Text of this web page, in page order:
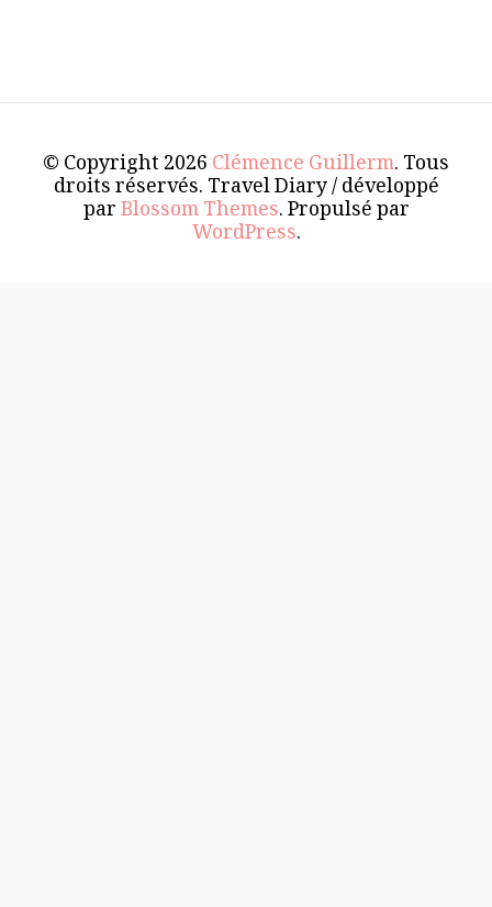
© Copyright 2026 Clémence Guillerm. Tous
droits réservés. Travel Diary / développé
parBlossom Themes. Propulsé par
WordPress.